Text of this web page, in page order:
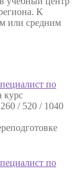
К
или средним
по
курс
/ 520 / 1040
по